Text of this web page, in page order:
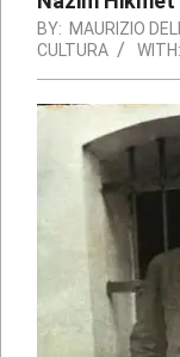
BY: MAURIZIO
CULTURA
WITH: